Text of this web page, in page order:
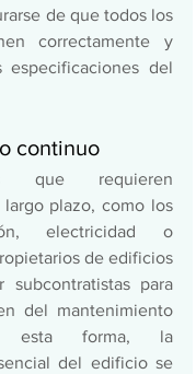
de que todos los
correctamente y
especificaciones del
continuo
que requieren
plazo, como los
electricidad o
de edificios
subcontratistas para
del mantenimiento
esta forma, la
del edificio se